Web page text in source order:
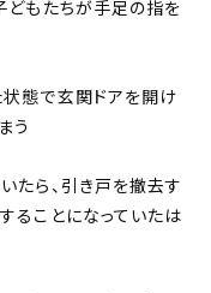
どもたちが手足の指を
態で玄関ドアを開け
う
たら、引き戸を撤去す
ることになっていたは